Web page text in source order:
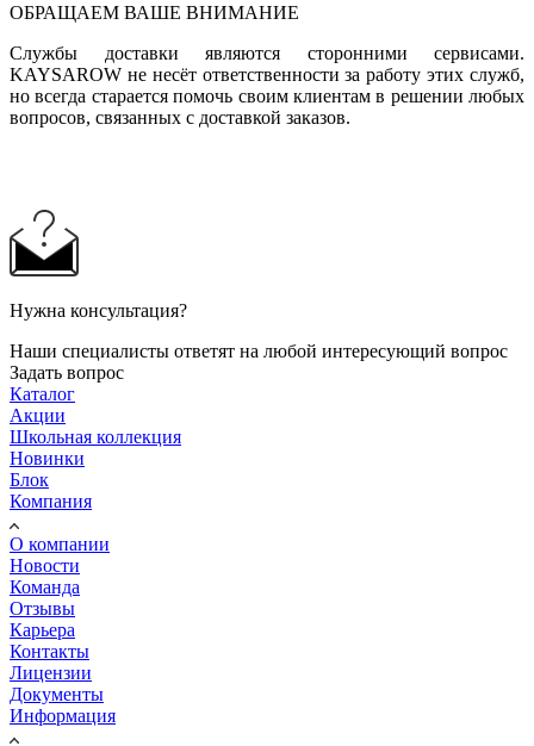
ОБРАЩАЕМ ВАШЕ ВНИМАНИЕ
Службы доставки являются сторонними сервисами.
KAYSAROW не несёт ответственности за работу этих служб,
но всегда старается помочь своим клиентам в решении любых
вопросов, связанных с доставкой заказов.
Нужна консультация?
Наши специалисты ответят на любой интересующий вопрос
Задать вопрос
Каталог
Акции
Школьная коллекция
Новинки
Блок
Компания
О компании
Новости
Команда
Отзывы
Карьера
Контакты
Лицензии
Документы
Информация